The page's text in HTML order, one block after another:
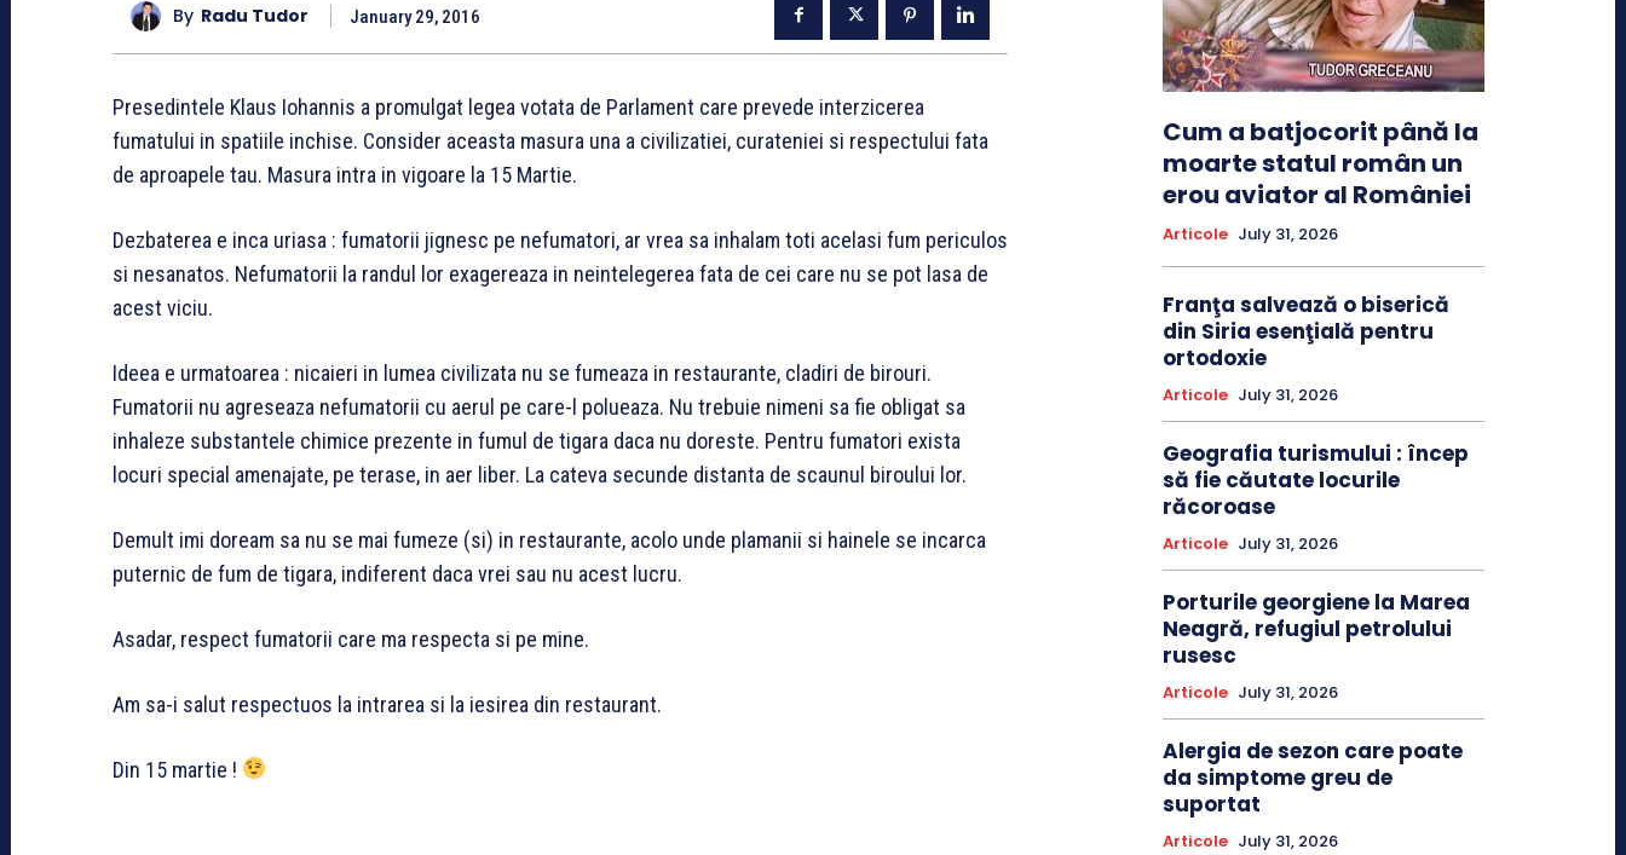
By Radu Tudor January 29, 2016
Presedintele Klaus Iohannis a promulgat legea votata de Parlament care prevede interzicerea
fumatului in spatiile inchise. Consider aceasta masura una a civilizatiei, curateniei si respectului fata
de aproapele tau. Masura intra in vigoare la 15 Martie.
Dezbaterea e inca uriasa : fumatorii jignesc pe nefumatori, ar vrea sa inhalam toti acelasi fum periculos
si nesanatos. Nefumatorii la randul lor exagereaza in neintelegerea fata de cei care nu se pot lasa de
acest viciu.
Ideea e urmatoarea : nicaieri in lumea civilizata nu se fumeaza in restaurante, cladiri de birouri.
Fumatorii nu agreseaza nefumatorii cu aerul pe care-l polueaza. Nu trebuie nimeni sa fie obligat sa
inhaleze substantele chimice prezente in fumul de tigara daca nu doreste. Pentru fumatori exista
locuri special amenajate, pe terase, in aer liber. La cateva secunde distanta de scaunul biroului lor.
Demult imi doream sa nu se mai fumeze (si) in restaurante, acolo unde plamanii si hainele se incarca
puternic de fum de tigara, indiferent daca vrei sau nu acest lucru.
Asadar, respect fumatorii care ma respecta si pe mine.
Am sa-i salut respectuos la intrarea si la iesirea din restaurant.
Din 15 martie !
Cum a batjocorit până la
moarte statul român un
erou aviator al României
Articole July 31, 2026
Franţa salvează o biserică
din Siria esenţială pentru
ortodoxie
Articole July 31, 2026
Geografia turismului : încep
să fie căutate locurile
răcoroase
Articole July 31, 2026
Porturile georgiene la Marea
Neagră, refugiul petrolului
rusesc
Articole July 31, 2026
Alergia de sezon care poate
da simptome greu de
suportat
Articole July 31, 2026